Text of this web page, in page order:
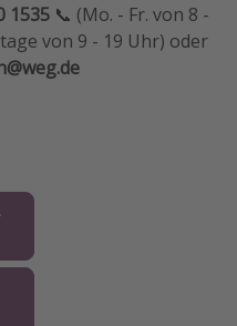
1535 📞 (Mo. - Fr. von 8 -
von 9 - 19 Uhr) oder